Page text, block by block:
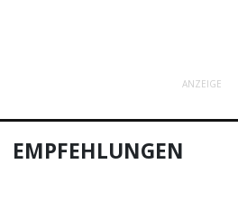
ANZEIGE
EMPFEHLUNGEN